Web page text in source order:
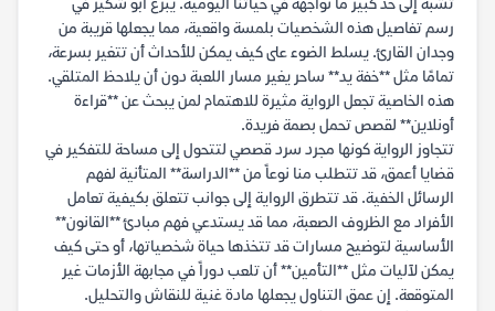
تشبه إلى حد كبير ما نواجهه في حياتنا اليومية. يبرع أبو شكير في
رسم تفاصيل هذه الشخصيات بلمسة واقعية، مما يجعلها قريبة من
وجدان القارئ. يسلط الضوء على كيف يمكن للأحداث أن تتغير بسرعة،
تمامًا مثل **خفة يد** ساحر يغير مسار اللعبة دون أن يلاحظ المتلقي.
هذه الخاصية تجعل الرواية مثيرة للاهتمام لمن يبحث عن **قراءة
أونلاين** لقصص تحمل بصمة فريدة.
تتجاوز الرواية كونها مجرد سرد قصصي لتتحول إلى مساحة للتفكير في
قضايا أعمق، قد تتطلب منا نوعاً من **الدراسة** المتأنية لفهم
الرسائل الخفية. قد تتطرق الرواية إلى جوانب تتعلق بكيفية تعامل
الأفراد مع الظروف الصعبة، مما قد يستدعي فهم مبادئ **القانون**
الأساسية لتوضيح مسارات قد تتخذها حياة شخصياتها، أو حتى كيف
يمكن لآليات مثل **التأمين** أن تلعب دوراً في مجابهة الأزمات غير
المتوقعة. إن عمق التناول يجعلها مادة غنية للنقاش والتحليل.